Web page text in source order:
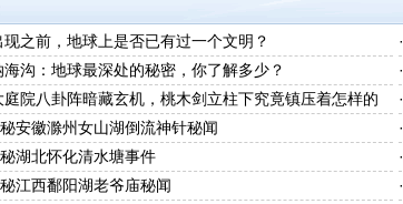
之前，地球上是否已有过一个文明？ ·
沟：地球最深处的秘密，你了解多少？ ·
庭院八卦阵暗藏玄机，桃木剑立柱下究竟镇压着怎样的
·
安徽滁州女山湖倒流神针秘闻 ·
湖北怀化清水塘事件 ·
江西鄱阳湖老爷庙秘闻 ·